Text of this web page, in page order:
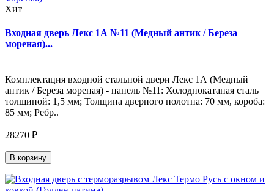
Хит
Входная дверь Лекс 1А №11 (Медный антик / Береза
мореная)...
Комплектация входной стальной двери Лекс 1А (Медный
антик / Береза мореная) - панель №11: Холоднокатаная сталь
толщиной: 1,5 мм; Толщина дверного полотна: 70 мм, короба:
85 мм; Ребр..
28270 ₽
В корзину